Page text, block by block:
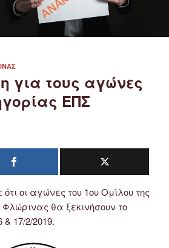
για τους αγώνες
ΕΠΣ
οι αγώνες του 1ου Ομίλου της
θα ξεκινήσουν το
17/2/2019.